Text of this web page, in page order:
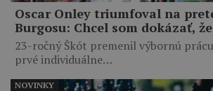
Oscar Onley triumfoval na
Burgosu: Chcel som dokázať,
23-ročný Škót premenil výbornú
prvé individuálne…
NOVINKY